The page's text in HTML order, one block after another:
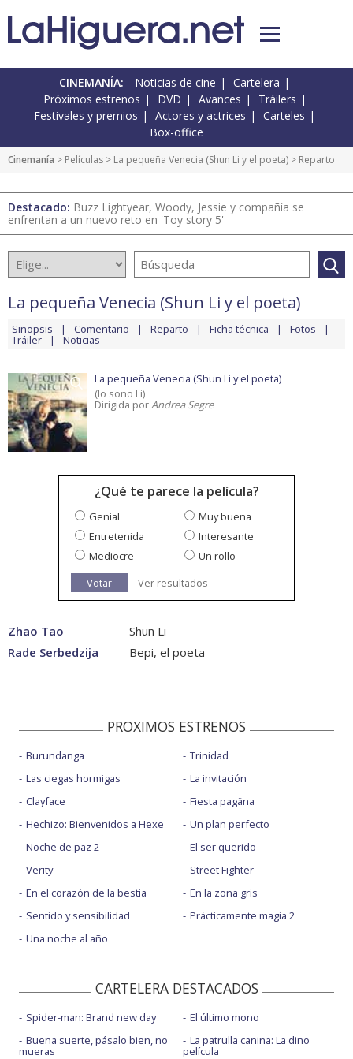
CINEMANÍA: Noticias de cine
Cartelera
Próximos estrenos
DVD Avances
Tráilers
Festivales y premios
Actores y actrices
Carteles
Box-office
Cinemanía > Películas > La pequeña Venecia (Shun Li y el poeta) > Reparto
Destacado: Buzz Lightyear, Woody, Jessie y compañía se
enfrentan a un nuevo reto en 'Toy story 5'
La pequeña Venecia (Shun Li y el poeta)
Sinopsis Comentario Reparto Ficha técnica Fotos
Tráiler Noticias
La pequeña Venecia (Shun Li y el poeta)
(Io sono Li)
Dirigida porAndrea Segre
¿Qué te parece la película?
Genial
Muy buena
Entretenida
Interesante
Mediocre
Un rollo
Votar
Ver resultados
Zhao Tao
Shun Li
Rade Serbedzija
Bepi, el poeta
PROXIMOS ESTRENOS
Burundanga
Las ciegas hormigas
Clayface
Hechizo: Bienvenidos a Hexe
Noche de paz 2
Verity
En el corazón de la bestia
Sentido y sensibilidad
Una noche al año
Trinidad
La invitación
Fiesta pagäna
Un plan perfecto
El ser querido
Street Fighter
En la zona gris
Prácticamente magia 2
CARTELERA DESTACADOS
Spider-man: Brand new day
Buena suerte, pásalo bien, no
mueras
El último mono
La patrulla canina: La dino
película